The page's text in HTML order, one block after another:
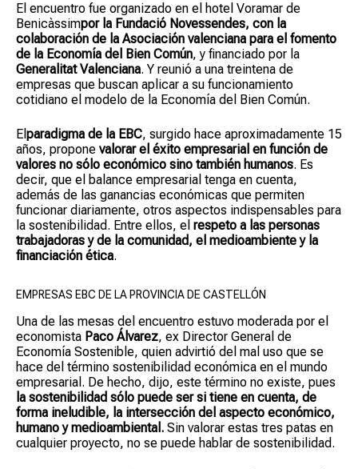
El encuentro fue organizado en el hotel Voramar de
Benicàssimpor la Fundació Novessendes, con la
colaboración de la Asociación valenciana para el fomento
de la Economía del Bien Común, y financiado por la
Generalitat Valenciana. Y reunió a una treintena de
empresas que buscan aplicar a su funcionamiento
cotidiano el modelo de la Economía del Bien Común.
El paradigma de la EBC, surgido hace aproximadamente 15
años, propone valorar el éxito empresarial en función de
valores no sólo económico sino también humanos. Es
decir, que el balance empresarial tenga en cuenta,
además de las ganancias económicas que permiten
funcionar diariamente, otros aspectos indispensables para
la sostenibilidad. Entre ellos, el respeto a las personas
trabajadoras y de la comunidad, el medioambiente y la
financiación ética.
EMPRESAS EBC DE LA PROVINCIA DE CASTELLÓN
Una de las mesas del encuentro estuvo moderada por el
economista Paco Álvarez, ex Director General de
Economía Sostenible, quien advirtió del mal uso que se
hace del término sostenibilidad económica en el mundo
empresarial. De hecho, dijo, este término no existe, pues
la sostenibilidad sólo puede ser si tiene en cuenta, de
forma ineludible, la intersección del aspecto económico,
humano y medioambiental. Sin valorar estas tres patas en
cualquier proyecto, no se puede hablar de sostenibilidad.